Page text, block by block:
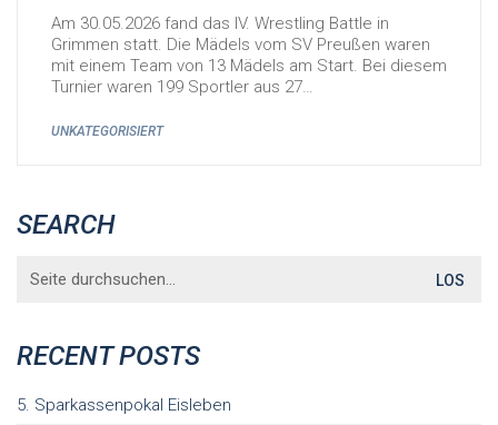
Am 30.05.2026 fand das IV. Wrestling Battle in
Grimmen statt. Die Mädels vom SV Preußen waren
mit einem Team von 13 Mädels am Start. Bei diesem
Turnier waren 199 Sportler aus 27…
UNKATEGORISIERT
SEARCH
for:
RECENT POSTS
5. Sparkassenpokal Eisleben